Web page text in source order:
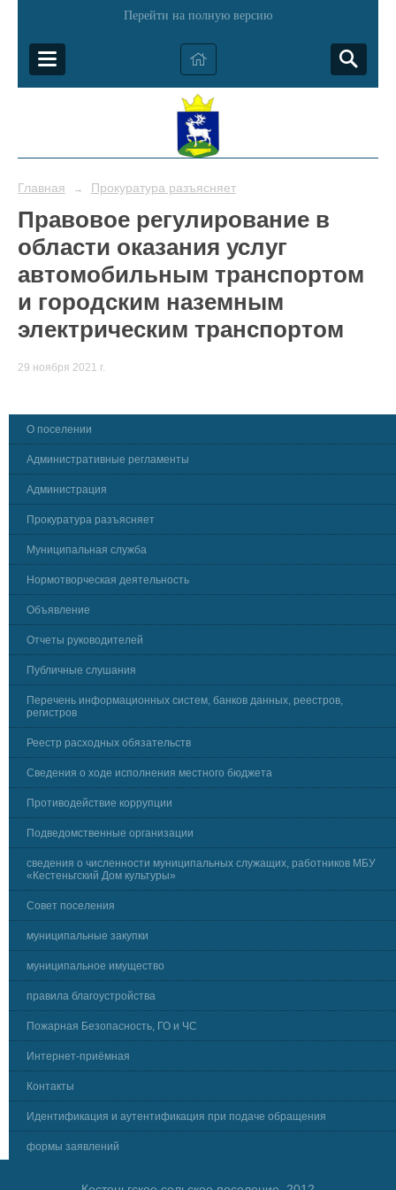
Перейти на полную версию
Главная → Прокуратура разъясняет
Правовое регулирование в
области оказания услуг
автомобильным транспортом
и городским наземным
электрическим транспортом
29 ноября 2021 г.
О поселении
Административные регламенты
Администрация
Прокуратура разъясняет
Муниципальная служба
Нормотворческая деятельность
Объявление
Отчеты руководителей
Публичные слушания
Перечень информационных систем, банков данных, реестров,
регистров
Реестр расходных обязательств
Сведения о ходе исполнения местного бюджета
Противодействие коррупции
Подведомственные организации
сведения о численности муниципальных служащих, работников МБУ
«Кестеньгский Дом культуры»
Совет поселения
муниципальные закупки
муниципальное имущество
правила благоустройства
Пожарная Безопасность, ГО и ЧС
Интернет-приёмная
Контакты
Идентификация и аутентификация при подаче обращения
формы заявлений